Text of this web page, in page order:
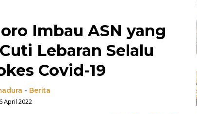
Imbau ASN yang
Lebaran Selalu
Covid-19
- Berita
April 2022